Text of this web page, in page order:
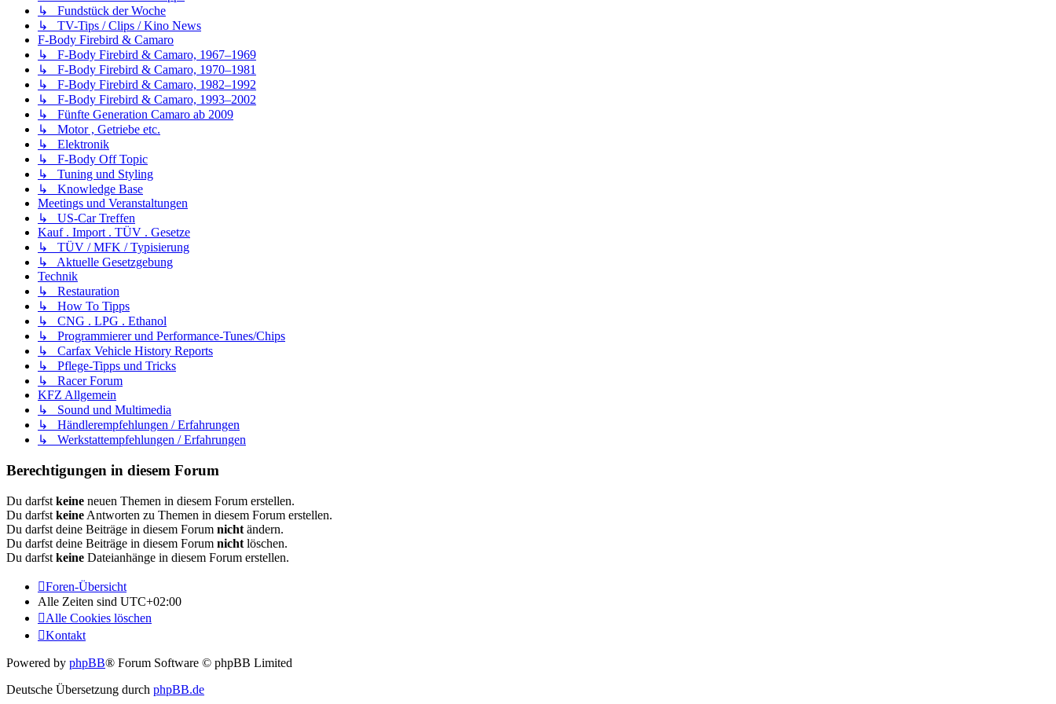
↳ Fundstück der Woche
↳ TV-Tips / Clips / Kino News
F-Body Firebird & Camaro
↳ F-Body Firebird & Camaro, 1967–1969
↳ F-Body Firebird & Camaro, 1970–1981
↳ F-Body Firebird & Camaro, 1982–1992
↳ F-Body Firebird & Camaro, 1993–2002
↳ Fünfte Generation Camaro ab 2009
↳ Motor , Getriebe etc.
↳ Elektronik
↳ F-Body Off Topic
↳ Tuning und Styling
↳ Knowledge Base
Meetings und Veranstaltungen
↳ US-Car Treffen
Kauf . Import . TÜV . Gesetze
↳ TÜV / MFK / Typisierung
↳ Aktuelle Gesetzgebung
Technik
↳ Restauration
↳ How To Tipps
↳ CNG . LPG . Ethanol
↳ Programmierer und Performance-Tunes/Chips
↳ Carfax Vehicle History Reports
↳ Pflege-Tipps und Tricks
↳ Racer Forum
KFZ Allgemein
↳ Sound und Multimedia
↳ Händlerempfehlungen / Erfahrungen
↳ Werkstattempfehlungen / Erfahrungen
Berechtigungen in diesem Forum
Du darfst keine neuen Themen in diesem Forum erstellen.
Du darfst keine Antworten zu Themen in diesem Forum erstellen.
Du darfst deine Beiträge in diesem Forum nicht ändern.
Du darfst deine Beiträge in diesem Forum nicht löschen.
Du darfst keine Dateianhänge in diesem Forum erstellen.
Foren-Übersicht
Alle Zeiten sind UTC+02:00
Alle Cookies löschen
Kontakt
Powered by phpBB® Forum Software © phpBB Limited
Deutsche Übersetzung durch phpBB.de